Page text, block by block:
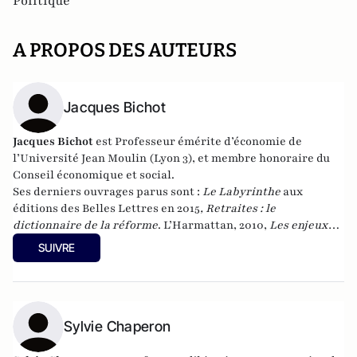
A PROPOS DES AUTEURS
Jacques Bichot
Jacques Bichot estProfesseur émérite d’économie de
l’Université Jean Moulin (Lyon 3), et membre honoraire du
Conseil économique et social.
Ses derniers ouvrages parus sont : Le Labyrinthe aux
éditions des Belles Lettres en 2015, Retraites : le
dictionnaire de la réforme. L’Harmattan, 2010, Les enjeux
2012 de A à Z
. L’Harmattan, 2012, et
Cherche-midi, en janvier 2017.
SUIVRE
Sylvie Chaperon